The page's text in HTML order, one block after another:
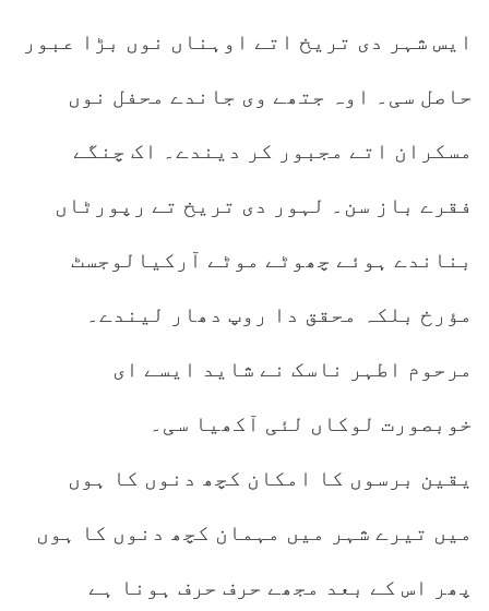
ایس شہر دی تریخ اتے اوہناں نوں بڑا عبور
حاصل سی۔ اوہ جتھے وی جاندے محفل نوں
مسکران اتے مجبور کر دیندے۔ اک چنگے
فقرے باز سن۔ لہور دی تریخ تے رپورٹاں
بناندے ہوئے چھوٹے موٹے آرکیالوجسٹ
مؤرخ بلکہ محقق دا روپ دھار لیندے۔
مرحوم اطہر ناسک نے شاید ایسے ای
خوبصورت لوکاں لئی آکھیا سی۔
یقین برسوں کا امکان کچھ دنوں کا ہوں
میں تیرے شہر میں مہمان کچھ دنوں کا ہوں
پھر اس کے بعد مجھے حرف حرف ہونا ہے